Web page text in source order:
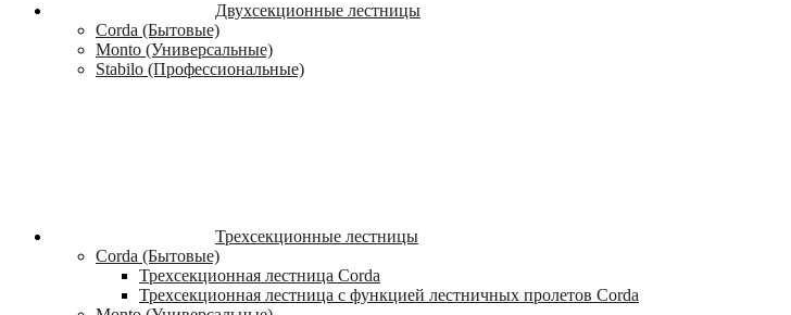
Двухсекционные лестницы
Corda (Бытовые)
Monto (Универсальные)
Stabilo (Профессиональные)
Трехсекционные лестницы
Corda (Бытовые)
Трехсекционная лестница Corda
Трехсекционная лестница с функцией лестничных пролетов Corda